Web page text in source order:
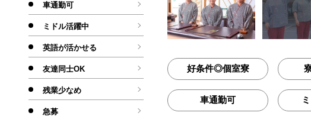
車通勤可
ミドル活躍中
英語が活かせる
友達同士OK
残業少なめ
急募
好条件◎個室寮
車通勤可